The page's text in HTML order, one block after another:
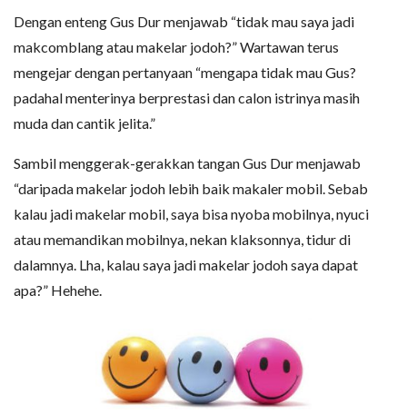
Dengan enteng Gus Dur menjawab “tidak mau saya jadi
makcomblang atau makelar jodoh?” Wartawan terus
mengejar dengan pertanyaan “mengapa tidak mau Gus?
padahal menterinya berprestasi dan calon istrinya masih
muda dan cantik jelita.”
Sambil menggerak-gerakkan tangan Gus Dur menjawab
“daripada makelar jodoh lebih baik makaler mobil. Sebab
kalau jadi makelar mobil, saya bisa nyoba mobilnya, nyuci
atau memandikan mobilnya, nekan klaksonnya, tidur di
dalamnya. Lha, kalau saya jadi makelar jodoh saya dapat
apa?” Hehehe.